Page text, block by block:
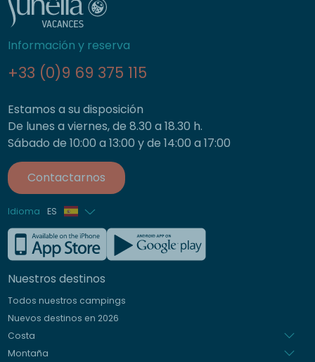
Información y reserva
+33 (0)9 69 375 115
Estamos a su disposición
De lunes a viernes, de 8.30 a 18.30 h.
Sábado de 10:00 a 13:00 y de 14:00 a 17:00
Contactarnos
Idioma ES
Francés
Inglés
Alemán
Nuestros destinos
Todos nuestros campings
Nuevos destinos en 2026
Costa
Montaña